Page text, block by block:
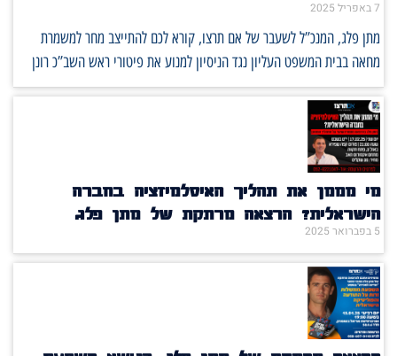
7 באפריל 2025
מתן פלג, המנכ”ל לשעבר של אם תרצו, קורא לכם להתייצב מחר למשמרת
מחאה בבית המשפט העליון נגד הניסיון למנוע את פיטורי ראש השב”כ רונן
מי מממן את תהליך האיסלמיזציה בחברה
הישראלית? הרצאה מרתקת של מתן פלג
5 בפברואר 2025